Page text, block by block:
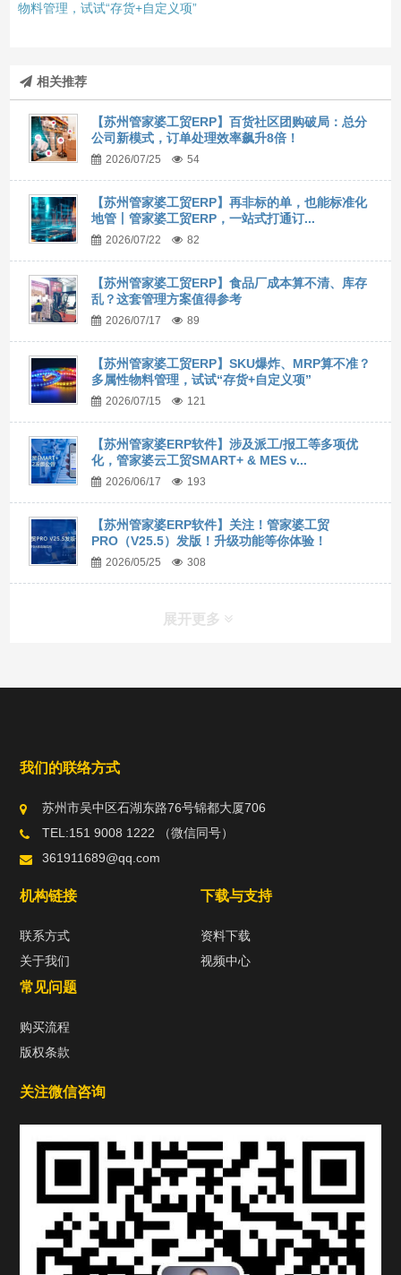
物料管理，试试“存货+自定义项”
相关推荐
【苏州管家婆工贸ERP】百货社区团购破局：总分
公司新模式，订单处理效率飙升8倍！
2026/07/25 54
【苏州管家婆工贸ERP】再非标的单，也能标准化
地管丨管家婆工贸ERP，一站式打通订...
2026/07/22 82
【苏州管家婆工贸ERP】食品厂成本算不清、库存
乱？这套管理方案值得参考
2026/07/17 89
【苏州管家婆工贸ERP】SKU爆炸、MRP算不准？
多属性物料管理，试试“存货+自定义项”
2026/07/15 121
【苏州管家婆ERP软件】涉及派工/报工等多项优
化，管家婆云工贸SMART+ & MES v...
2026/06/17 193
【苏州管家婆ERP软件】关注！管家婆工贸
PRO（V25.5）发版！升级功能等你体验！
2026/05/25 308
展开更多
我们的联络方式
苏州市吴中区石湖东路76号锦都大厦706
TEL:151 9008 1222 （微信同号）
361911689@qq.com
机构链接
联系方式
关于我们
下载与支持
资料下载
视频中心
常见问题
购买流程
版权条款
关注微信咨询